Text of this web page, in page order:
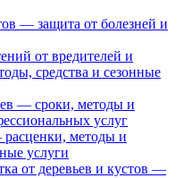
— защита от болезней и
от вредителей и
средства и сезонные
— сроки, методы и
услуг
методы и
услуги
от деревьев и кустов —